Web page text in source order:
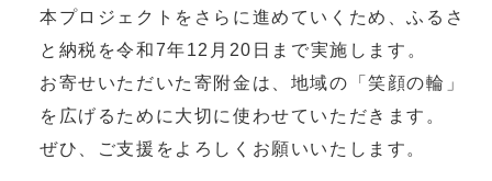
本プロジェクトをさらに進めていくため、ふるさ
と納税を令和7年12月20日まで実施します。
お寄せいただいた寄附金は、地域の「笑顔の輪」
を広げるために大切に使わせていただきます。
ぜひ、ご支援をよろしくお願いいたします。